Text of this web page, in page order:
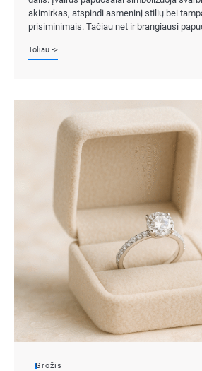
akimirkas, atspindi asmeninį stilių bei
prisiminimais. Tačiau net ir brangiausi
Toliau ->
Grožis